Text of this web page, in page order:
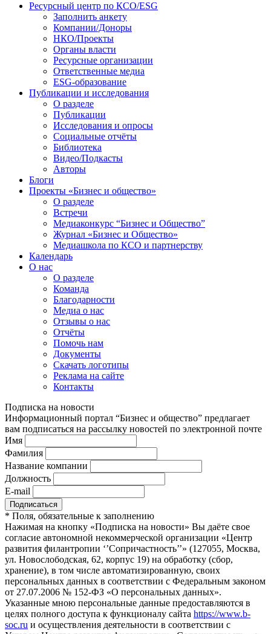
Ресурсный центр по КСО/ESG
Заполнить анкету
Компании/Доноры
НКО/Проекты
Органы власти
Ресурсные организации
Ответственные медиа
ESG-образование
Публикации и исследования
О разделе
Публикации
Исследования и опросы
Социальные отчёты
Библиотека
Видео/Подкасты
Авторы
Блоги
Проекты «Бизнес и общество»
О разделе
Встречи
Медиаконкурс “Бизнес и Общество”
Журнал «Бизнес и Общество»
Медиашкола по КСО и партнерству
Календарь
О нас
О разделе
Команда
Благодарности
Медиа о нас
Отзывы о нас
Отчёты
Помочь нам
Документы
Скачать логотипы
Реклама на сайте
Контакты
Подписка на новости
Информационный портал “Бизнес и общество” предлагает
вам подписаться на рассылку новостей по электронной почте
Имя
Фамилия
Название компании
Должность
E-mail
* Поля, обязательные к заполнению
Нажимая на кнопку «Подписка на новости» Вы даёте свое
согласие автономной некоммерческой организации «Центр
развития филантропии ‘’Сопричастность’’» (127055, Москва,
ул. Новослободская, 62, корпус 19) на обработку (сбор,
хранение), в том числе автоматизированную, своих
персональных данных в соответствии с Федеральным законом
от 27.07.2006 № 152-ФЗ «О персональных данных».
Указанные мною персональные данные предоставляются в
целях полного доступа к функционалу сайта https://www.b-
soc.ru и осуществления деятельности в соответствии с